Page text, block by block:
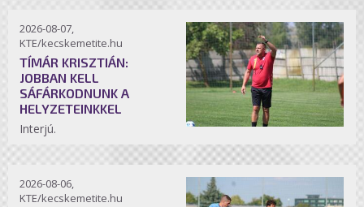
2026-08-07,
KTE/kecskemetite.hu
TÍMÁR KRISZTIÁN:
JOBBAN KELL
SÁFÁRKODNUNK A
HELYZETEINKKEL
Interjú.
2026-08-06,
KTE/kecskemetite.hu